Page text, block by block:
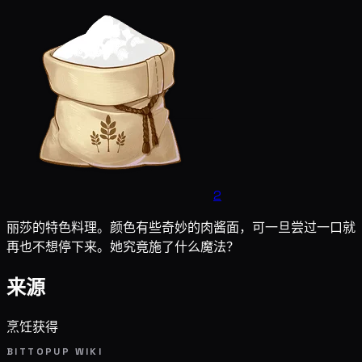
2
丽莎的特色料理。颜色有些奇妙的肉酱面，可一旦尝过一口就
再也不想停下来。她究竟施了什么魔法？
来源
烹饪获得
BITTOPUP WIKI